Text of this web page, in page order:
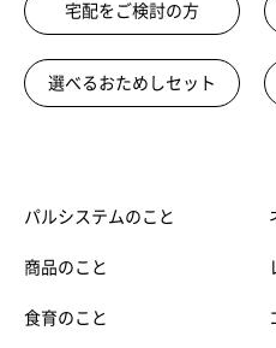
宅配をご検討の方
選べるおためしセット
パルシステムのこと
商品のこと
食育のこと